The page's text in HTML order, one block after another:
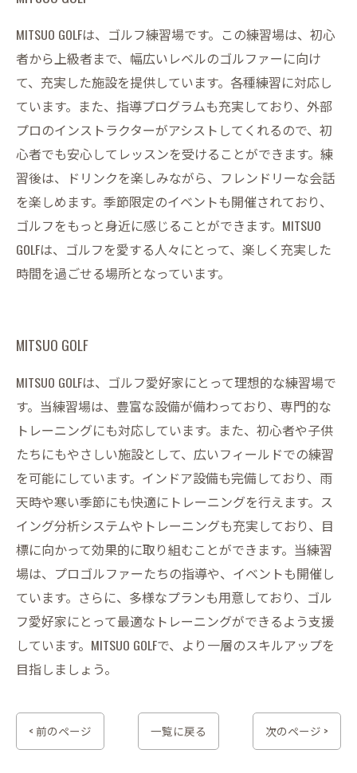
MITSUO GOLFは、ゴルフ練習場です。この練習場は、初心
者から上級者まで、幅広いレベルのゴルファーに向け
て、充実した施設を提供しています。各種練習に対応し
ています。また、指導プログラムも充実しており、外部
プロのインストラクターがアシストしてくれるので、初
心者でも安心してレッスンを受けることができます。練
習後は、ドリンクを楽しみながら、フレンドリーな会話
を楽しめます。季節限定のイベントも開催されており、
ゴルフをもっと身近に感じることができます。MITSUO
GOLFは、ゴルフを愛する人々にとって、楽しく充実した
時間を過ごせる場所となっています。
MITSUO GOLF
MITSUO GOLFは、ゴルフ愛好家にとって理想的な練習場で
す。当練習場は、豊富な設備が備わっており、専門的な
トレーニングにも対応しています。また、初心者や子供
たちにもやさしい施設として、広いフィールドでの練習
を可能にしています。インドア設備も完備しており、雨
天時や寒い季節にも快適にトレーニングを行えます。ス
イング分析システムやトレーニングも充実しており、目
標に向かって効果的に取り組むことができます。当練習
場は、プロゴルファーたちの指導や、イベントも開催し
ています。さらに、多様なプランも用意しており、ゴル
フ愛好家にとって最適なトレーニングができるよう支援
しています。MITSUO GOLFで、より一層のスキルアップを
目指しましょう。
< 前のページ 一覧に戻る 次のページ >